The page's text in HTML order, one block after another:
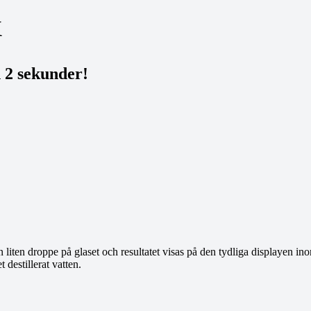
sekunder!
droppe på glaset och resultatet visas på den tydliga displayen
destillerat vatten.